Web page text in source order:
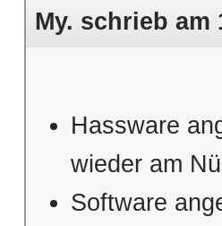
My. schrieb am
Hassware
wieder am
Software